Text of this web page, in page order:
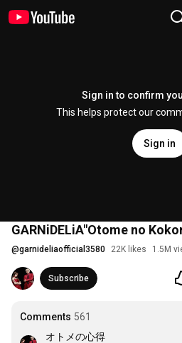
Sign in to confirm
This helps protect our
Sign in
GARNiDELiA"Otome no
@garnideliaofficial3580 22K likes 1.5M
Subscribe
Comments 561
オトメの心得